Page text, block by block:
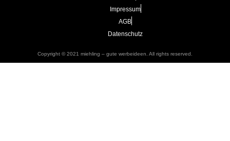
Impressum
AGB
Datenschutz
Copyright © 2021 miehling – gute werbeideen. All rights reserved.